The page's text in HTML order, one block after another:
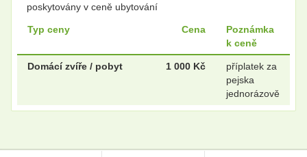
poskytovány v ceně ubytování
Typ ceny Cena
Poznámka
k ceně
Domácí zvíře / pobyt 1 000 Kč
příplatek za
pejska
jednorázově